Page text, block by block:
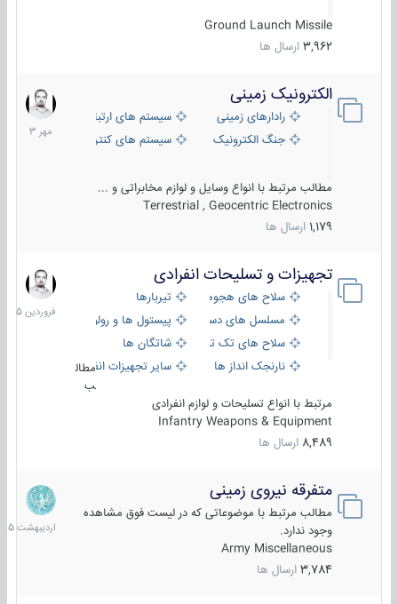
Ground Launch Missile
3,962 ارسال ها
الکترونیک زمینی
رادارهای زمینی
سیستم های ارتباطی و جمع آوری
جنگ الکترونیک
سیستم های کنترل آتش و تجهیزات
مطالب مرتبط با انواع وسایل و لوازم مخابراتی و ...
Terrestrial , Geocentric Electronics
1,179 ارسال ها
1
مهر
1403
تجهیزات و تسلیحات انفرادی
سلاح های هجومی
تیربارها
مسلسل های دستی
پیستول ها و رولورها
سلاح های تک تیر اندازیشاتگان ها
نارنجک انداز ها
سایر تجهیزات انفرادی
مطال
ب
مرتبط با انواع تسلیحات و لوازم انفرادی
Infantry Weapons & Equipment
8,489 ارسال ها
17
فروردین
1405
متفرقه نیروی زمینی
مطالب مرتبط با موضوعاتی که در لیست فوق مشاهده
وجود ندارد.
Army Miscellaneous
3,784 ارسال ها
27
1405